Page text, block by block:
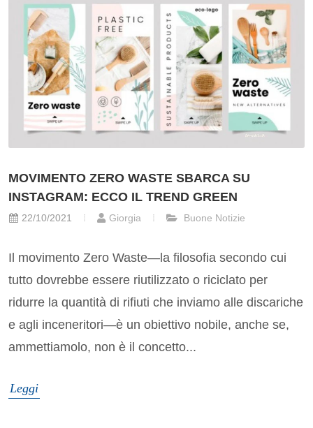
MOVIMENTO ZERO WASTE SBARCA SU
INSTAGRAM: ECCO IL TREND GREEN
22/10/2021 Giorgia Buone Notizie
Il movimento Zero Waste—la filosofia secondo cui
tutto dovrebbe essere riutilizzato o riciclato per
ridurre la quantità di rifiuti che inviamo alle discariche
e agli inceneritori—è un obiettivo nobile, anche se,
ammettiamolo, non è il concetto...
Leggi